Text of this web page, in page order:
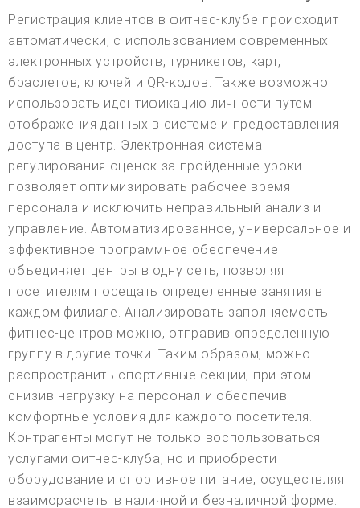
Регистрация клиентов в фитнес-клубе происходит
автоматически, с использованием современных
электронных устройств, турникетов, карт,
браслетов, ключей и QR-кодов. Также возможно
использовать идентификацию личности путем
отображения данных в системе и предоставления
доступа в центр. Электронная система
регулирования оценок за пройденные уроки
позволяет оптимизировать рабочее время
персонала и исключить неправильный анализ и
управление. Автоматизированное, универсальное и
эффективное программное обеспечение
объединяет центры в одну сеть, позволяя
посетителям посещать определенные занятия в
каждом филиале. Анализировать заполняемость
фитнес-центров можно, отправив определенную
группу в другие точки. Таким образом, можно
распространить спортивные секции, при этом
снизив нагрузку на персонал и обеспечив
комфортные условия для каждого посетителя.
Контрагенты могут не только воспользоваться
услугами фитнес-клуба, но и приобрести
оборудование и спортивное питание, осуществляя
взаиморасчеты в наличной и безналичной форме.